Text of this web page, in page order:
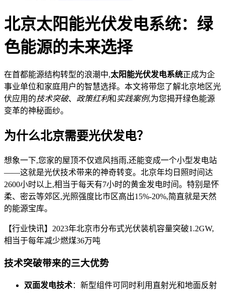
北京太阳能光伏发电系统：绿
色能源的未来选择
在首都能源结构转型的浪潮中,太阳能光伏发电系统正成为企
事业单位和家庭用户的智慧选择。本文将带您了解北京地区光
伏应用的技术突破、 政策红利和 实践案例,为您揭开绿色能源
变革的神秘面纱。
为什么北京需要光伏发电？
想象一下,您家的屋顶不仅遮风挡雨,还能变成一个小型发电站
——这就是光伏技术带来的神奇转变。北京年均日照时间达
2600小时以上,相当于每天有7小时的黄金发电时间。特别是怀
柔、密云等郊区,光照强度比市区高出15%-20%,简直就是天然
的能源宝库。
【行业快讯】2023年北京市分布式光伏装机容量突破1.2GW,
相当于每年减少燃煤36万吨
技术突破带来的三大优势
双面发电技术：新型组件可同时利用直射光和地面反射